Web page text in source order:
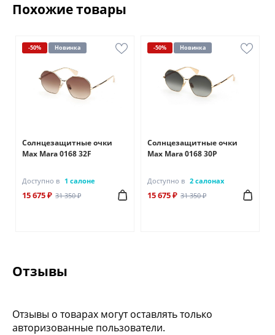
Похожие товары
-50% Новинка
Солнцезащитные очки
Max Mara 0168 32F
Доступно в 1 салоне
15 675 ₽ 31 350 ₽
-50% Новинка
Солнцезащитные очки
Max Mara 0168 30P
Доступно в 2 салонах
15 675 ₽ 31 350 ₽
Отзывы
Отзывы о товарах могут оставлять только
авторизованные пользователи.